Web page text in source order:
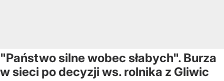
"Państwo silne wobec słabych". Burza
w sieci po decyzji ws. rolnika z Gliwic